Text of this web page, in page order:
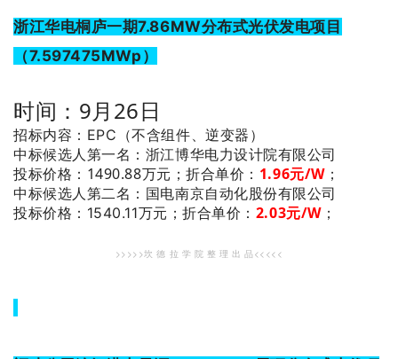
浙江华电桐庐一期7.86MW分布式光伏发电项目
（7.597475MWp）
时间：9月26日
招标内容：EPC（不含组件、逆变器）
中标候选人第一名 ：浙江博华电力设计院有限公司
投标价格：1490.88万元；折合单价： 1.96元/W；
中标候选人第二名 ：国电南京自动化股份有限公司
投标价格：1540.11万元；折合单价： 2.03元/W；
>>>>>坎 德 拉 学 院 整 理 出 品<<<<<